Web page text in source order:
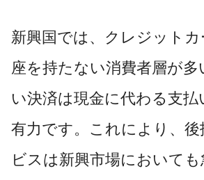
新興国では、クレジットカ
座を持たない消費者層が多
い決済は現金に代わる支払
有力です。これにより、後
ビスは新興市場においても